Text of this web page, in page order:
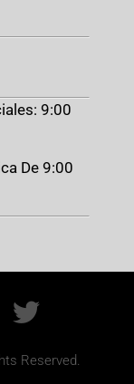
9:00
De 9:00
Reserved.